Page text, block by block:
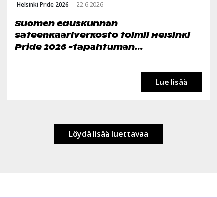
Helsinki Pride 2026 22.6.2026
Suomen eduskunnan
sateenkaariverkosto toimii Helsinki
Pride 2026 -tapahtuman...
Lue lisää
Löydä lisää luettavaa